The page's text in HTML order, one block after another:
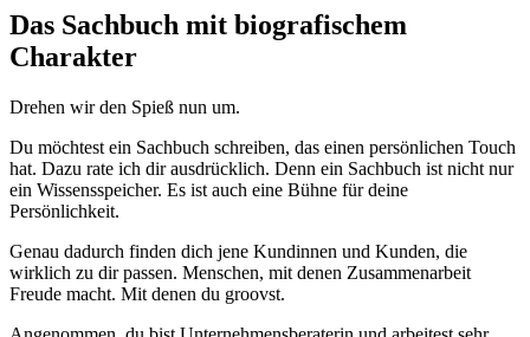
Das Sachbuch mit biografischem
Charakter
Drehen wir den Spieß nun um.
Du möchtest ein Sachbuch schreiben, das einen persönlichen Touch
hat. Dazu rate ich dir ausdrücklich. Denn ein Sachbuch ist nicht nur
ein Wissensspeicher. Es ist auch eine Bühne für deine
Persönlichkeit.
Genau dadurch finden dich jene Kundinnen und Kunden, die
wirklich zu dir passen. Menschen, mit denen Zusammenarbeit
Freude macht. Mit denen du groovst.